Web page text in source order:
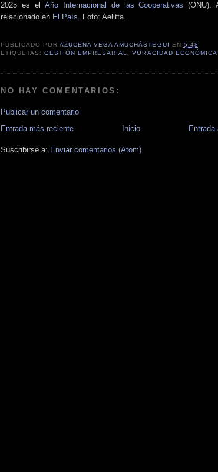
2025 es elAño Internacional de las Cooperativas(ONU).
relacionado en El País. Foto: Aelitta.
PUBLICADO PORAZUCENA VEGA AMUCHÁSTEGUI EN 5:48
ETIQUETAS:GESTIÓN EMPRESARIAL ,VORACIDAD ECONÓMICA
NO HAY COMENTARIOS:
Publicar un comentario
Entrada más reciente
Entrada
Inicio
Suscribirse a: Enviar comentarios (Atom)